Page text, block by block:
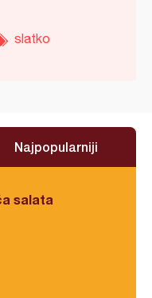
slatko
Najpopularniji
salata